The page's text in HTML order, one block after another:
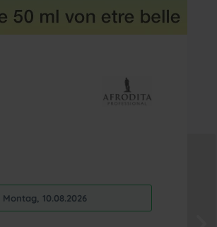
Montag, 10.08.2026